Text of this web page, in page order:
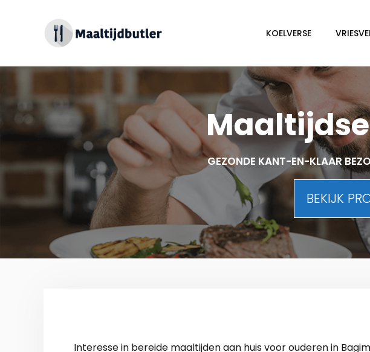
KOELVERSE
GEZONDE KANT-EN-KLAAR
BEKIJK
Interesse in bereide maaltijden aan huis voor ouderen in